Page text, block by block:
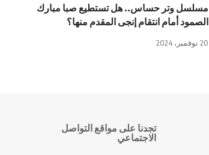
مسلسل وتر حساس.. هل تستطيع صبا مبارك
الصمود أمام انتقام إنجى المقدم منها؟
20 نوفمبر، 2024
تجدنا على مواقع التواصل
الاجتماعي